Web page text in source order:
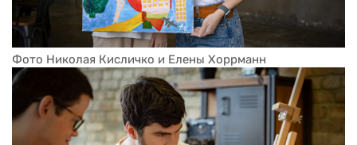
Фото Николая Кисличко и Елены Хоррманн